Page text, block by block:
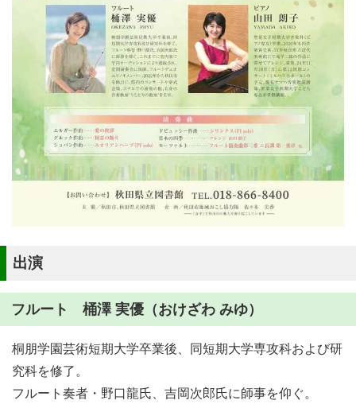
出演
フルート 桶澤 実優（おけざわ みゆ）
桐朋学園芸術短期大学卒業後、同短期大学専攻科および研
究科を修了。
フルート奏者・野口龍氏、吉岡次郎氏に師事を仰ぐ。